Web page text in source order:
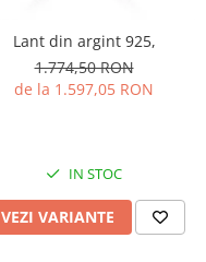
Lant din argint 925,
1.774,50 RON
de la 1.597,05 RON
IN STOC
VEZI VARIANTE